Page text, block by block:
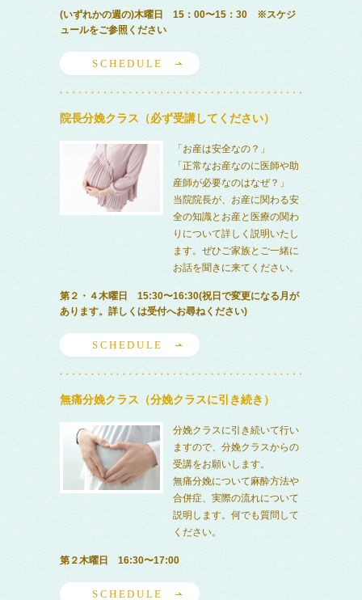
(いずれかの週の)木曜日 15：00〜15：30 ※スケジ
ュールをご参照ください
SCHEDULE
院長分娩クラス（必ず受講してください）
「お産は安全なの？」
「正常なお産なのに医師や助
産師が必要なのはなぜ？」
当院院長が、お産に関わる安
全の知識とお産と医療の関わ
りについて詳しく説明いたし
ます。ぜひご家族とご一緒に
お話を聞きに来てください。
第２・４木曜日 15:30〜16:30(祝日で変更になる月が
あります。詳しくは受付へお尋ねください)
SCHEDULE
無痛分娩クラス（分娩クラスに引き続き）
分娩クラスに引き続いて行い
ますので、分娩クラスからの
受講をお願いします。
無痛分娩について麻酔方法や
合併症、実際の流れについて
説明します。何でも質問して
ください。
第２木曜日 16:30〜17:00
SCHEDULE